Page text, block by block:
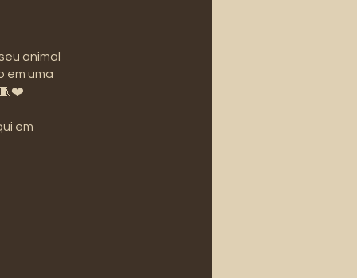
animal
em uma
🧵❤️
em